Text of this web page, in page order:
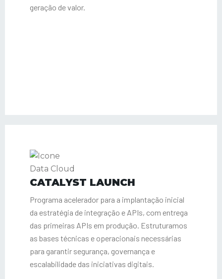
geração de valor.
CATALYST LAUNCH
Programa acelerador para a implantação inicial
da estratégia de integração e APIs, com entrega
das primeiras APIs em produção. Estruturamos
as bases técnicas e operacionais necessárias
para garantir segurança, governança e
escalabilidade das iniciativas digitais.